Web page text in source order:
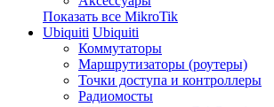
Показать все MikroTik
Ubiquiti Ubiquiti
Коммутаторы
Маршрутизаторы (роутеры)
Точки доступа и контроллеры
Радиомосты